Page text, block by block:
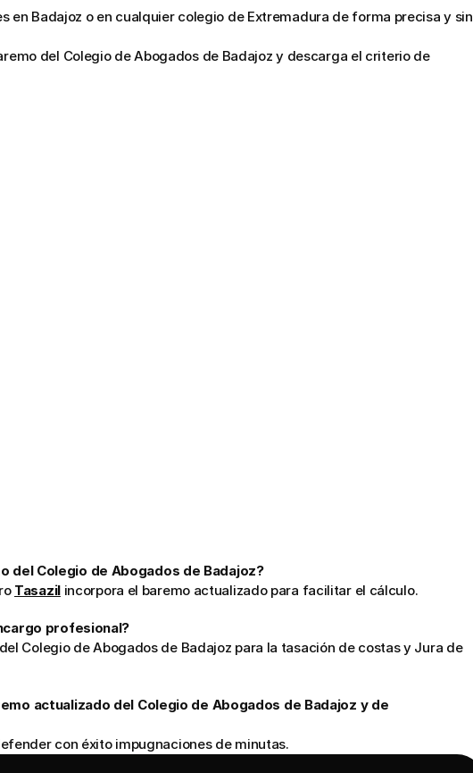
en Badajoz o en cualquier colegio de Extremadura de forma precisa y sin
del Colegio de Abogados de Badajoz y descarga el criterio de
del Colegio de Abogados de Badajoz?
Tasazil incorpora el baremo actualizado para facilitar el cálculo.
profesional?
Colegio de Abogados de Badajoz para la tasación de costas y Jura de
actualizado del Colegio de Abogados de Badajoz y de
con éxito impugnaciones de minutas.